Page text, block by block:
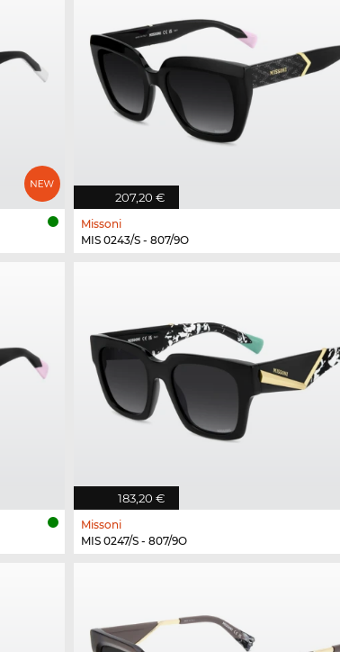
207,20 €
Missoni
MIS 0243/S - 807/9O
183,20 €
Missoni
MIS 0247/S - 807/9O